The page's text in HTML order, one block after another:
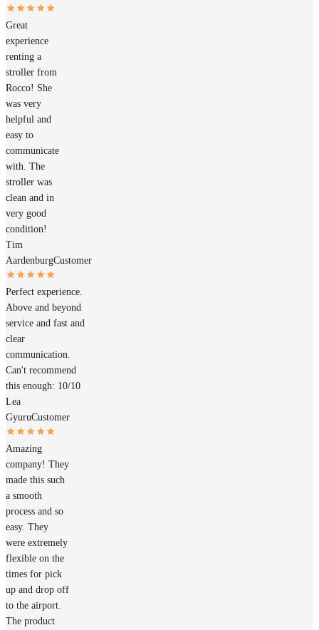
Great
experience
renting a
stroller from
Rocco! She
was very
helpful and
easy to
communicate
with. The
stroller was
clean and in
very good
condition!
Tim
AardenburgCustomer
Perfect experience.
Above and beyond
service and fast and
clear
communication.
Can't recommend
this enough: 10/10
Lea
GyuruCustomer
Amazing
company! They
made this such
a smooth
process and so
easy. They
were extremely
flexible on the
times for pick
up and drop off
to the airport.
The product